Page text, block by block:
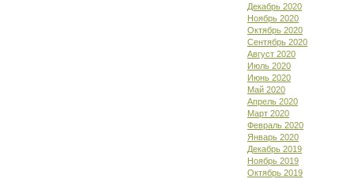
Декабрь 2020
Ноябрь 2020
Октябрь 2020
Сентябрь 2020
Август 2020
Июль 2020
Июнь 2020
Май 2020
Апрель 2020
Март 2020
Февраль 2020
Январь 2020
Декабрь 2019
Ноябрь 2019
Октябрь 2019